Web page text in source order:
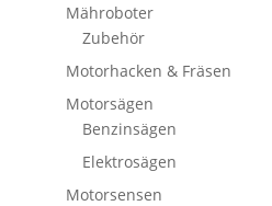
Mähroboter
Zubehör
Motorhacken & Fräsen
Motorsägen
Benzinsägen
Elektrosägen
Motorsensen